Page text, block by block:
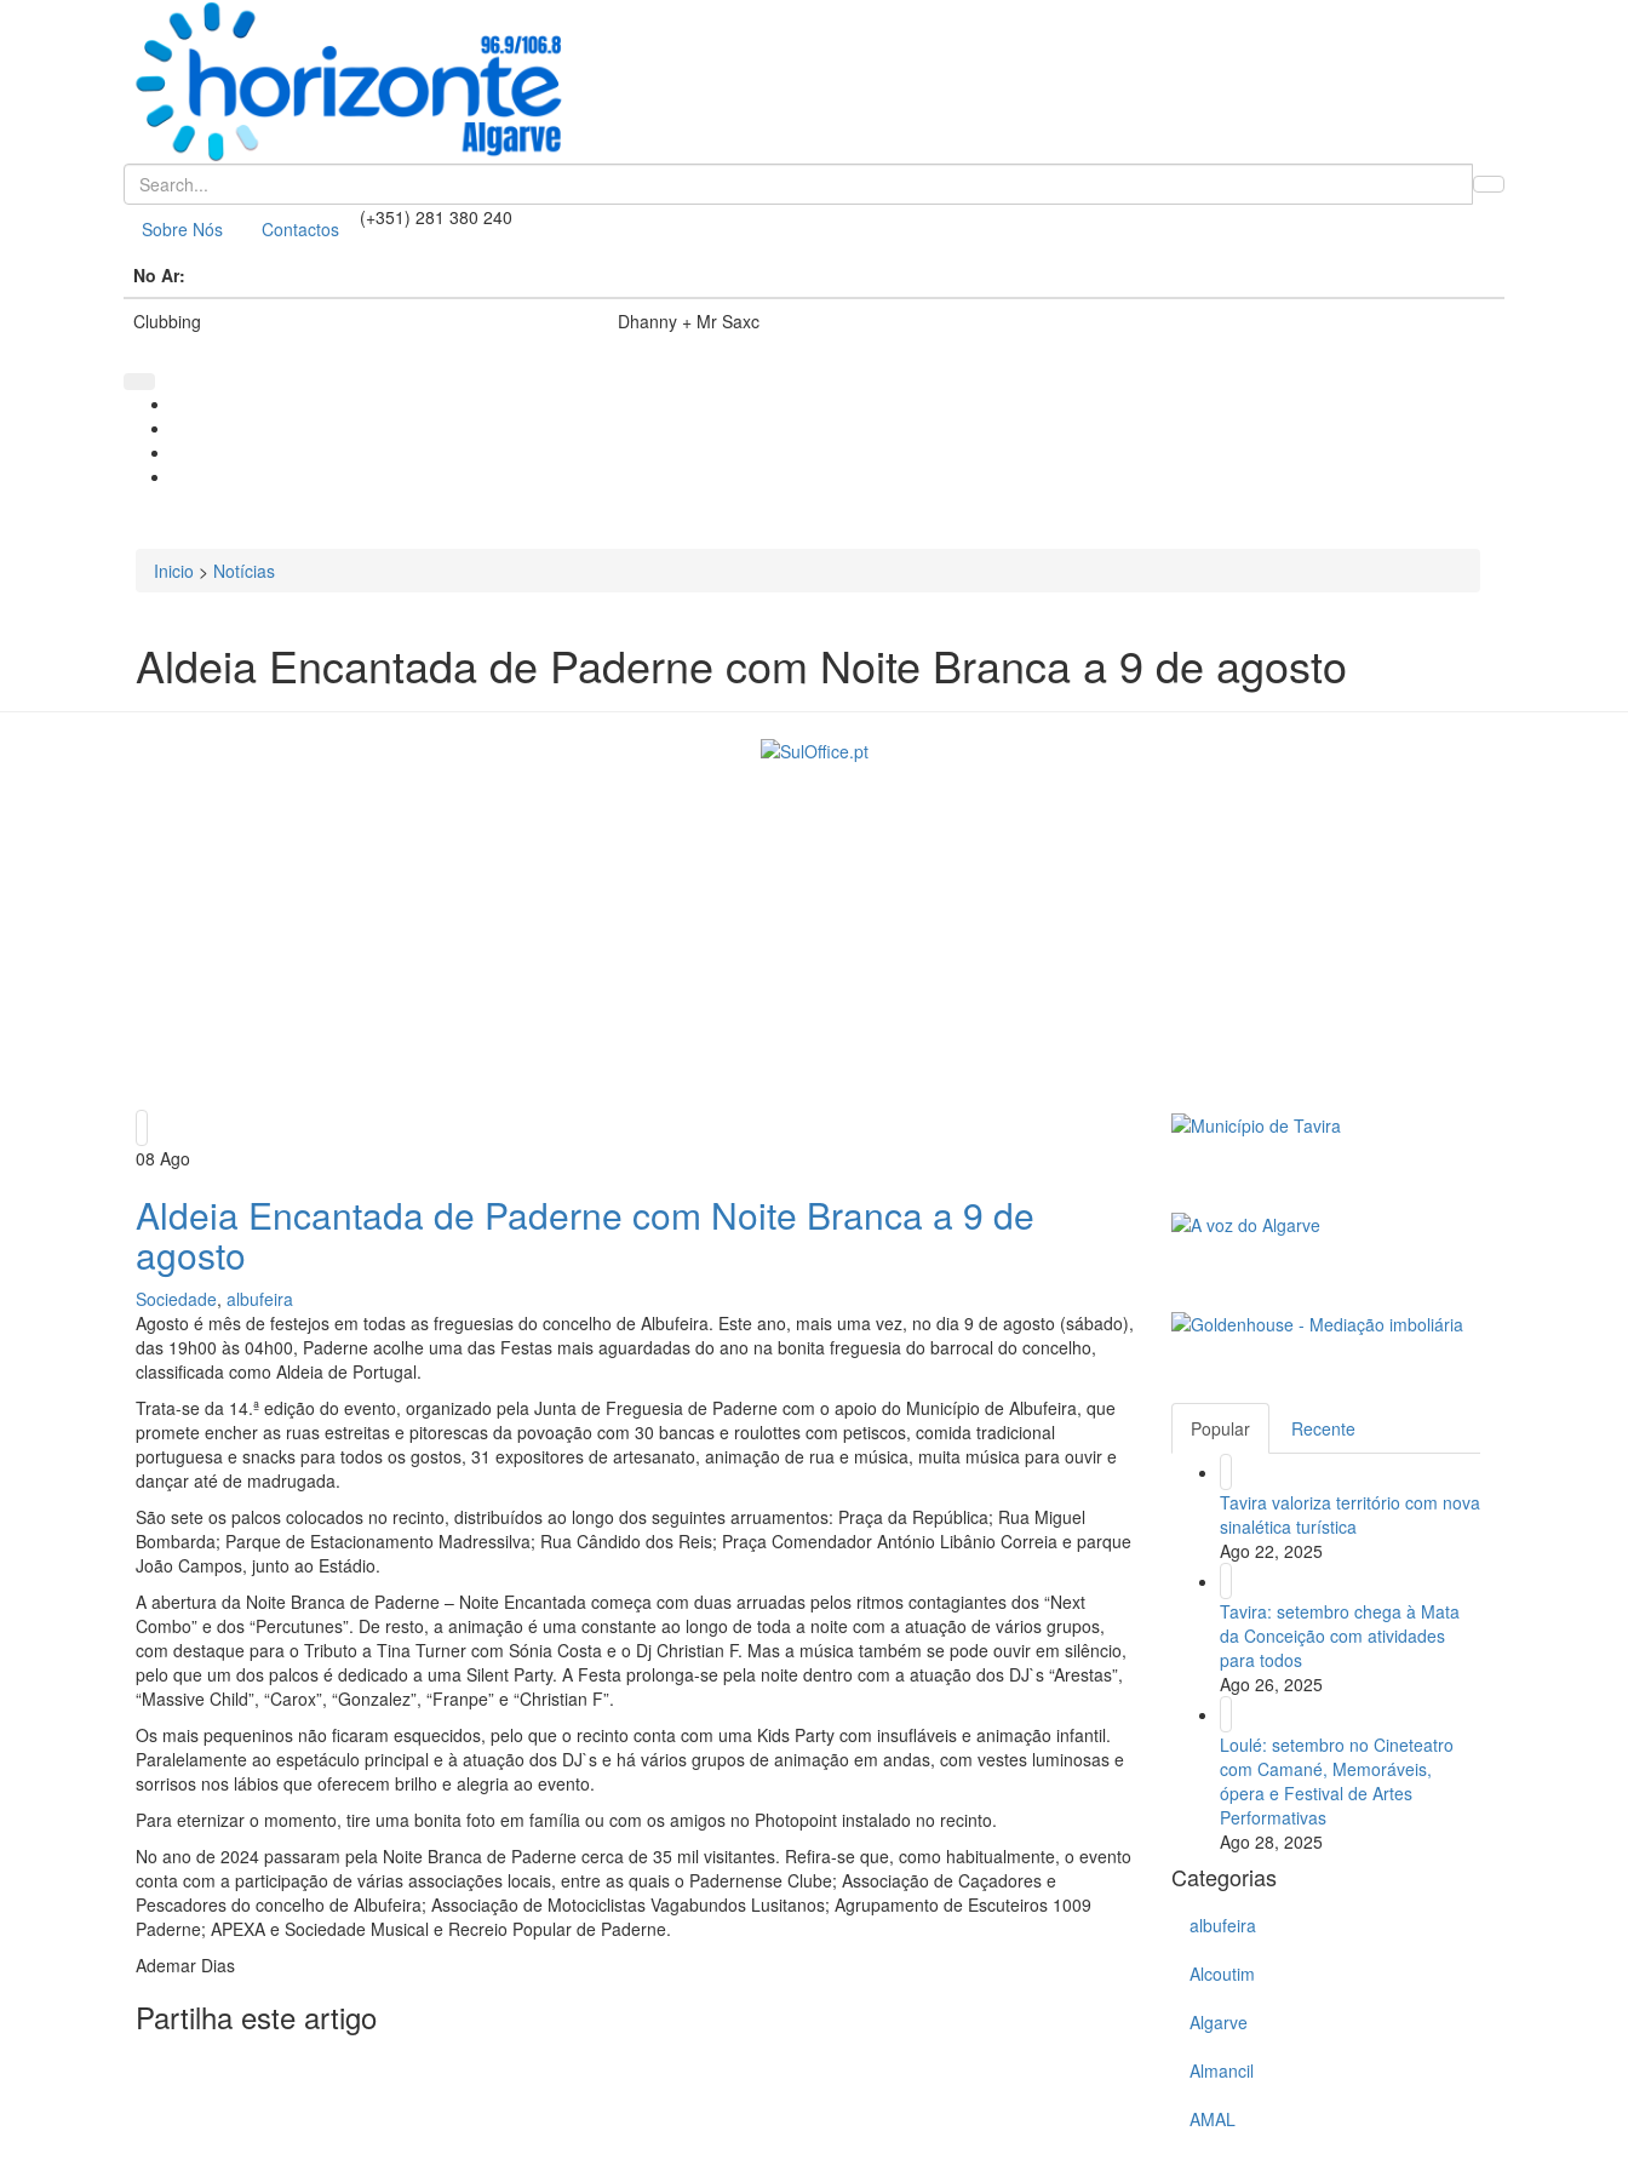
Sobre Nós Contactos (+351) 281 380 240
No Ar:
Clubbing
Dhanny + Mr Saxc
Está aqui
Inicio > Notícias
Aldeia Encantada de Paderne com Noite Branca a 9 de agosto
08 Ago
Aldeia Encantada de Paderne com Noite Branca a 9 de
agosto
Sociedade, albufeira
Agosto é mês de festejos em todas as freguesias do concelho de Albufeira. Este ano, mais uma vez, no dia 9 de agosto (sábado),
das 19h00 às 04h00, Paderne acolhe uma das Festas mais aguardadas do ano na bonita freguesia do barrocal do concelho,
classificada como Aldeia de Portugal.
Trata-se da 14.ª edição do evento, organizado pela Junta de Freguesia de Paderne com o apoio do Município de Albufeira, que
promete encher as ruas estreitas e pitorescas da povoação com 30 bancas e roulottes com petiscos, comida tradicional
portuguesa e snacks para todos os gostos, 31 expositores de artesanato, animação de rua e música, muita música para ouvir e
dançar até de madrugada.
São sete os palcos colocados no recinto, distribuídos ao longo dos seguintes arruamentos: Praça da República; Rua Miguel
Bombarda; Parque de Estacionamento Madressilva; Rua Cândido dos Reis; Praça Comendador António Libânio Correia e parque
João Campos, junto ao Estádio.
A abertura da Noite Branca de Paderne – Noite Encantada começa com duas arruadas pelos ritmos contagiantes dos “Next
Combo” e dos “Percutunes”. De resto, a animação é uma constante ao longo de toda a noite com a atuação de vários grupos,
com destaque para o Tributo a Tina Turner com Sónia Costa e o Dj Christian F. Mas a música também se pode ouvir em silêncio,
pelo que um dos palcos é dedicado a uma Silent Party. A Festa prolonga-se pela noite dentro com a atuação dos DJ`s “Arestas”,
“Massive Child”, “Carox”, “Gonzalez”, “Franpe” e “Christian F”.
Os mais pequeninos não ficaram esquecidos, pelo que o recinto conta com uma Kids Party com insufláveis e animação infantil.
Paralelamente ao espetáculo principal e à atuação dos DJ`s e há vários grupos de animação em andas, com vestes luminosas e
sorrisos nos lábios que oferecem brilho e alegria ao evento.
Para eternizar o momento, tire uma bonita foto em família ou com os amigos no Photopoint instalado no recinto.
No ano de 2024 passaram pela Noite Branca de Paderne cerca de 35 mil visitantes. Refira-se que, como habitualmente, o evento
conta com a participação de várias associações locais, entre as quais o Padernense Clube; Associação de Caçadores e
Pescadores do concelho de Albufeira; Associação de Motociclistas Vagabundos Lusitanos; Agrupamento de Escuteiros 1009
Paderne; APEXA e Sociedade Musical e Recreio Popular de Paderne.
Ademar Dias
Partilha este artigo
Popular Recente
Tavira valoriza território com nova
sinalética turística
Ago 22, 2025
Tavira: setembro chega à Mata
da Conceição com atividades
para todos
Ago 26, 2025
Loulé: setembro no Cineteatro
com Camané, Memoráveis,
ópera e Festival de Artes
Performativas
Ago 28, 2025
Categorias
albufeira
Alcoutim
Algarve
Almancil
AMAL